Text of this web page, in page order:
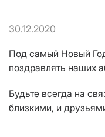
30.12.2020
Под самый Новый
поздравлять наших
Будьте всегда на
близкими, и